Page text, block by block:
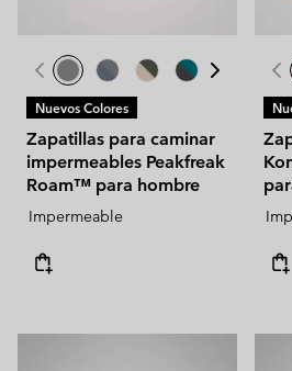
Nuevos Colores
Zapatillas para caminar
impermeables Peakfreak
Roam™ para hombre
Impermeable